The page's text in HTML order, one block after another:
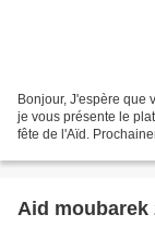
Bonjour, J'espère que
je vous présente le
fête de l'Aïd.
Aid moubarek